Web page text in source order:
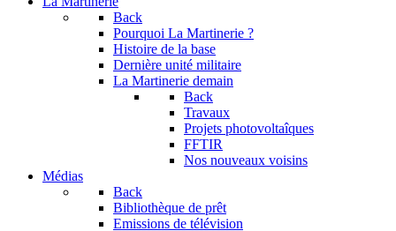
Back
Pourquoi La Martinerie ?
Histoire de la base
Dernière unité militaire
La Martinerie demain
Back
Travaux
Projets photovoltaîques
FFTIR
Nos nouveaux voisins
Médias
Back
Bibliothèque de prêt
Emissions de télévision